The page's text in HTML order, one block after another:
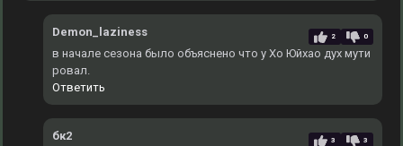
Demon_laziness 2 0
в начале сезона было объяснено что у Хо Юйхао дух мути
ровал.
Ответить
бк2 3 3